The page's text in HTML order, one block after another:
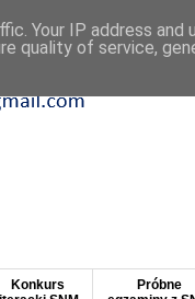
Konkurs
Próbne
Your IP address and
quality of service,